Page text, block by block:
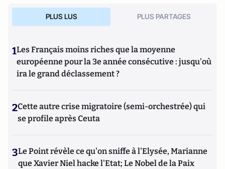
PLUS LUS PLUS PARTAGES
1Les Français moins riches que la moyenne
européenne pour la 3e année consécutive : jusqu'où
ira le grand déclassement ?
2Cette autre crise migratoire (semi-orchestrée) qui
se profile après Ceuta
3Le Point révèle ce qu'on sniffe à l'Elysée, Marianne
que Xavier Niel hacke l'Etat; Le Nobel de la Paix